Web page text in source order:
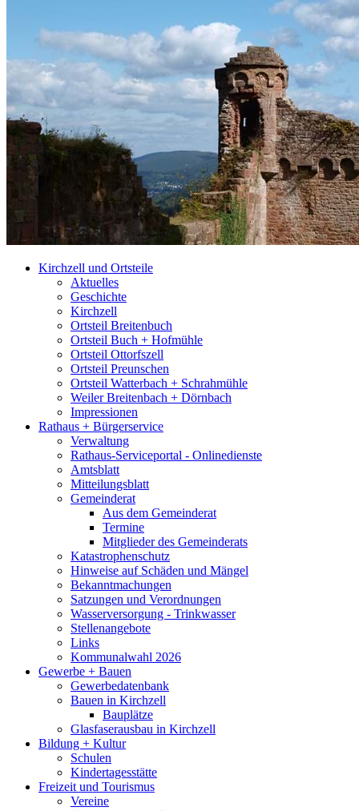
Kirchzell und Ortsteile
Aktuelles
Geschichte
Kirchzell
Ortsteil Breitenbuch
Ortsteil Buch + Hofmühle
Ortsteil Ottorfszell
Ortsteil Preunschen
Ortsteil Watterbach + Schrahmühle
Weiler Breitenbach + Dörnbach
Impressionen
Rathaus + Bürgerservice
Verwaltung
Rathaus-Serviceportal - Onlinedienste
Amtsblatt
Mitteilungsblatt
Gemeinderat
Aus dem Gemeinderat
Termine
Mitglieder des Gemeinderats
Katastrophenschutz
Hinweise auf Schäden und Mängel
Bekanntmachungen
Satzungen und Verordnungen
Wasserversorgung - Trinkwasser
Stellenangebote
Links
Kommunalwahl 2026
Gewerbe + Bauen
Gewerbedatenbank
Bauen in Kirchzell
Bauplätze
Glasfaserausbau in Kirchzell
Bildung + Kultur
Schulen
Kindertagesstätte
Freizeit und Tourismus
Vereine